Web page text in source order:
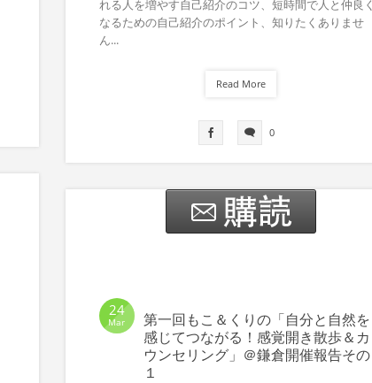
れる人を増やす自己紹介のコツ、短時間で人と仲良く
なるための自己紹介のポイント、知りたくありませ
ん...
Read More
0
24
Mar
第一回もこ＆くりの「自分と自然を
感じてつながる！感覚開き散歩＆カ
ウンセリング」＠鎌倉開催報告その
１